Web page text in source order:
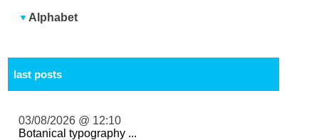
Alphabet
last posts
03/08/2026 @ 12:10
Botanical typography ...